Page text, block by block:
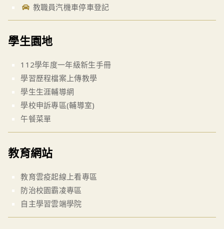
教職員汽機車停車登記
學生園地
112學年度一年級新生手冊
學習歷程檔案上傳教學
學生生涯輔導網
學校申訴專區(輔導室)
午餐菜單
教育網站
教育雲疫起線上看專區
防治校園霸凌專區
自主學習雲端學院